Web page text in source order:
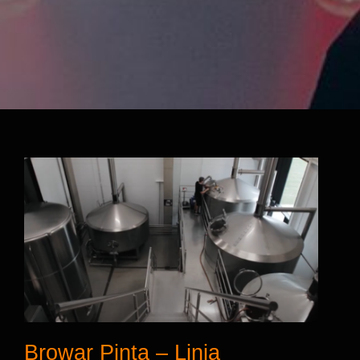
Browar Pinta – Linia
Rozlewnicza firmy STM
Browar Pinta – Linia